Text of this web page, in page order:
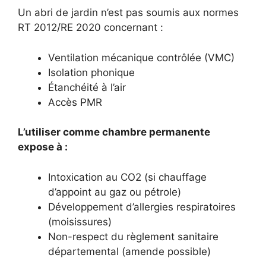
Un abri de jardin n’est pas soumis aux normes
RT 2012/RE 2020 concernant :
Ventilation mécanique contrôlée (VMC)
Isolation phonique
Étanchéité à l’air
Accès PMR
L’utiliser comme chambre permanente
expose à :
Intoxication au CO2 (si chauffage
d’appoint au gaz ou pétrole)
Développement d’allergies respiratoires
(moisissures)
Non-respect du règlement sanitaire
départemental (amende possible)